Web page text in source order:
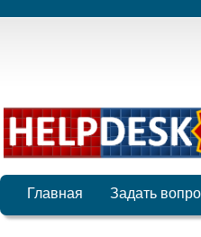
Главная Задать